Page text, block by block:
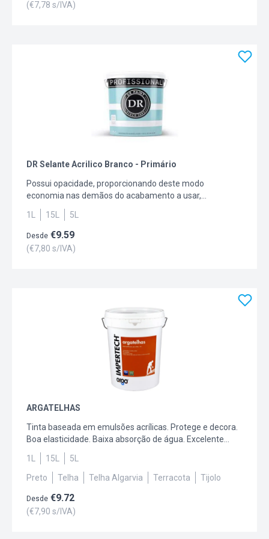
(€7,78 s/IVA)
DR Selante Acrilico Branco - Primário
Possui opacidade, proporcionando deste modo
economia nas demãos do acabamento a usar,
nomeadamente em suportes absorventes do tipo
estuque em interiores, assim como sob reboco em
interiores ou exteriores. Tem também dupla função de
isolar e selar os materiais propensos a degradação.
1L 15L 5L
Desde €9.59
(€7,80 s/IVA)
ARGATELHAS
Tinta baseada em emulsões acrílicas. Protege e decora.
Boa elasticidade. Baixa absorção de água. Excelente
aderência sobre telhas de cimento ou cerâmica não
vidrada. Capacidade: 1L, 5L, 15L.
1L 15L
5L
Preto
Telha Telha Algarvia Terracota Tijolo
Desde €9.72
(€7,90 s/IVA)